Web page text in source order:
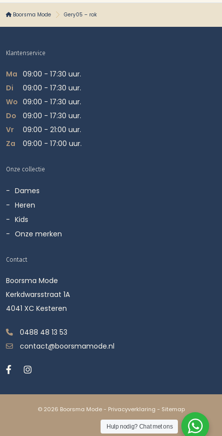
Boorsma Mode Gery05 – rok
Klantenservice
Ma 09:00 - 17:30 uur.
Di
09:00 - 17:30 uur.
Wo 09:00 - 17:30 uur.
Do
09:00 - 17:30 uur.
Vr
09:00 - 21:00 uur.
Za
09:00 - 17:00 uur.
Onze collectie
Dames
Heren
Kids
Onze merken
Contact
Boorsma Mode
Kerkdwarsstraat 1A
4041 XC Kesteren
0488 48 13 53
contact@boorsmamode.nl
© 2026 Boorsma Mode - Privacyverklaring - Sitemap
Hulp nodig? Chat met ons